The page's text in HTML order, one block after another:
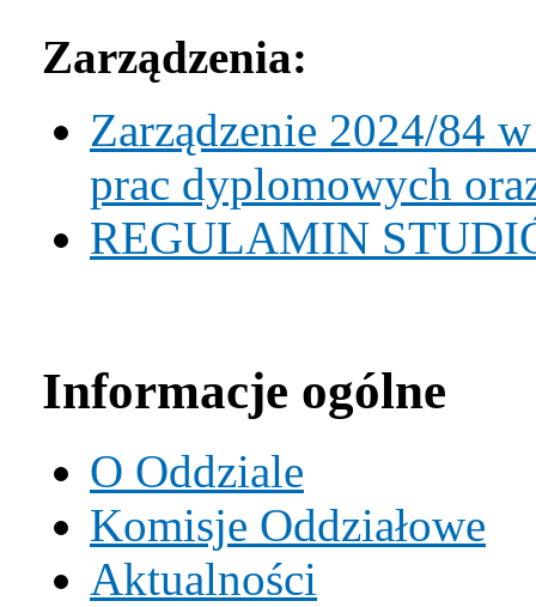
Zarządzenia:
Zarządzenie 2024/84
prac dyplomowych
REGULAMIN
Informacje ogólne
O Oddziale
Komisje Oddziałowe
Aktualności